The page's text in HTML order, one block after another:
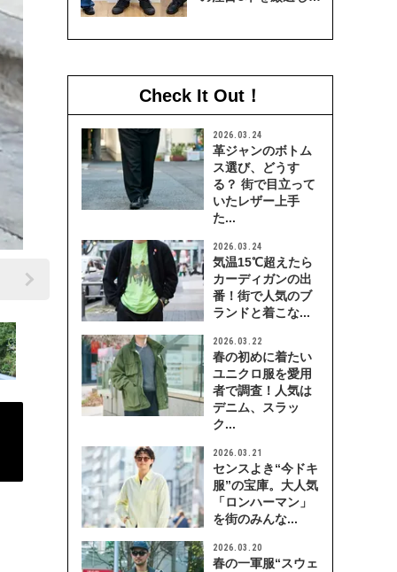
Check It Out！
2026.03.24
革ジャンのボトム
ス選び、どうす
る？ 街で目立って
いたレザー上手
た...
2026.03.24
気温15℃超えたら
カーディガンの出
番！街で人気のブ
ランドと着こな...
2026.03.22
春の初めに着たい
ユニクロ服を愛用
者で調査！人気は
デニム、スラッ
ク...
2026.03.21
センスよき“今ドキ
服”の宝庫。大人気
「ロンハーマン」
を街のみんな...
2026.03.20
春の一軍服“スウェ